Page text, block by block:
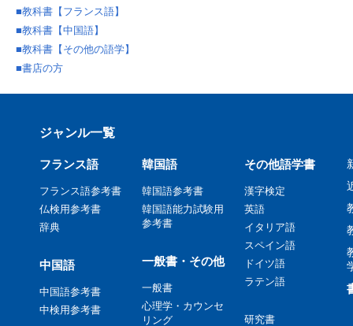
■教科書【フランス語】
■教科書【中国語】
■教科書【その他の語学】
■書店の方
ジャンル一覧
フランス語
フランス語参考書
仏検用参考書
辞典
中国語
中国語参考書
中検用参考書
韓国語
韓国語参考書
韓国語能力試験用
参考書
一般書・その他
一般書
心理学・カウンセ
リング
その他語学書
漢字検定
英語
イタリア語
スペイン語
ドイツ語
ラテン語
研究書